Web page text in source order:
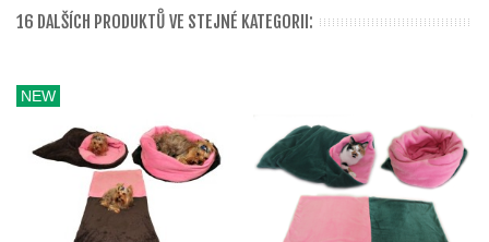
16 DALŠÍCH PRODUKTŮ VE STEJNÉ KATEGORII:
NEW